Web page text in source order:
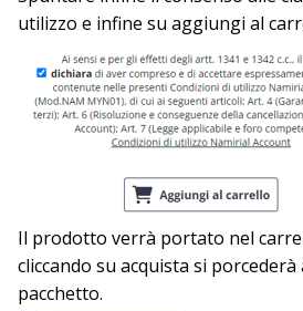
utilizzo e infine su aggiungi al
Il prodotto verrà portato nel
cliccando su acquista si porcederà
pacchetto.